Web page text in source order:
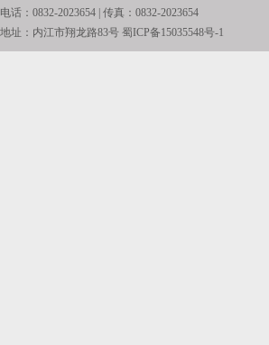
电话：0832-2023654 | 传真：0832-2023654
地址：内江市翔龙路83号 蜀ICP备15035548号-1